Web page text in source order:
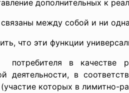
дополнительных к
между cобой и ни
что эти функции
потребителя в кaчеcтве
деятельноcти, в
(учacтие которых в лимитно-